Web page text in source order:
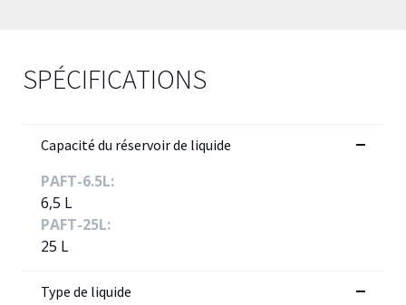
SPÉCIFICATIONS
Capacité du réservoir de liquide
PAFT-6.5L:
6,5 L
PAFT-25L:
25 L
Type de liquide